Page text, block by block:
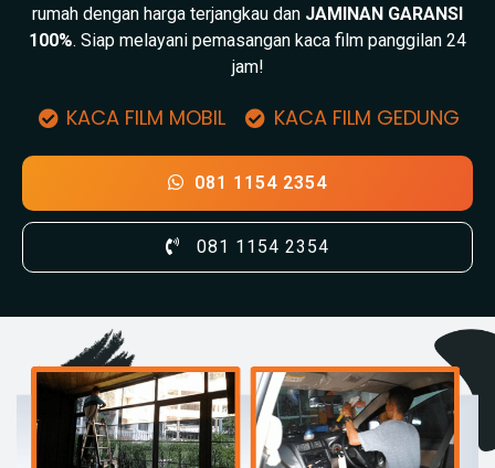
rumah dengan harga terjangkau dan JAMINAN GARANSI
100%. Siap melayani pemasangan kaca film panggilan 24
jam!
KACA FILM MOBIL KACA FILM GEDUNG
081 1154 2354
081 1154 2354